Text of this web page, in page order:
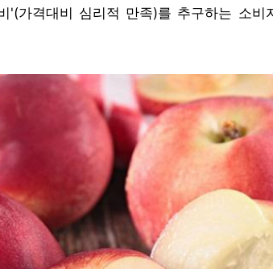
'(가격대비 심리적 만족)를 추구하는 소비